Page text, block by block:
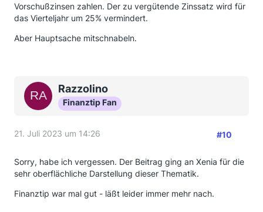
Vorschußzinsen zahlen. Der zu vergütende Zinssatz wird für
das Vierteljahr um 25% vermindert.
Aber Hauptsache mitschnabeln.
Razzolino
Finanztip Fan
21. Juli 2023 um 14:26 #10
Sorry, habe ich vergessen. Der Beitrag ging an Xenia für die
sehr oberflächliche Darstellung dieser Thematik.
Finanztip war mal gut - läßt leider immer mehr nach.